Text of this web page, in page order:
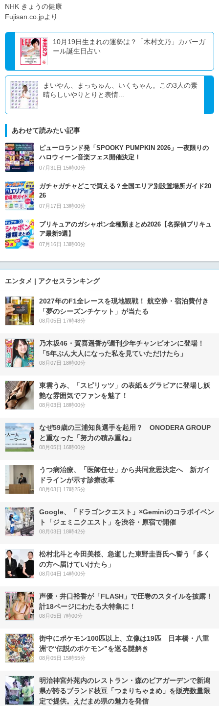
NHK きょうの健康
Fujisan.co.jpより
10月19日生まれの運勢は？「木村文乃」カバーガ
ール誕生日占い
まいやん、まっちゅん、いくちゃん。この3人の素
晴らしいやりとりと表情...
あわせて読みたい記事
ピューロランド発「SPOOKY PUMPKIN 2026」一夜限りの
ハロウィーン音楽フェス開催決定！
07月31日 15時00分
ガチャガチャどこで買える？全国エリア別設置場所ガイド20
26
07月17日 13時00分
プリキュアのガシャポン全種類まとめ2026【名探偵プリキュ
ア最新9選】
07月16日 13時00分
エンタメ | アクセスランキング
2027年のF1全レースを現地観戦！ 航空券・宿泊費付き
「夢のシーズンチケット」が当たる
08月05日 17時48分
乃木坂46・賀喜遥香が週刊少年チャンピオンに登場！
「5年ぶん大人になった私を見ていただけたら」
08月07日 18時00分
東雲うみ、「スピリッツ」の表紙＆グラビアに登場し妖
艶な雰囲気でファンを魅了！
08月03日 18時00分
なぜ59歳の三浦知良選手を起用？ ONODERA GROUP
と重なった「努力の積み重ね」
08月05日 16時00分
うつ病治療、「医師任せ」から共同意思決定へ 新ガイ
ドラインが示す診療改革
08月03日 17時25分
Google、「ドラゴンクエスト」×Geminiのコラボイベン
ト「ジェミニクエスト」を渋谷・原宿で開催
08月03日 18時42分
松村北斗と今田美桜、急逝した東野圭吾氏へ誓う「多く
の方へ届けていけたら」
08月04日 14時00分
声優・井口裕香が「FLASH」で圧巻のスタイルを披露！
計18ページにわたる大特集に！
08月05日 7時00分
街中にポケモン100匹以上、立像は19匹 日本橋・八重
洲で“伝説のポケモン”を巡る謎解き
08月05日 15時55分
明治神宮外苑内のレストラン・森のビアガーデンで新潟
県が誇るブランド枝豆「つまりちゃまめ」を販売数量限
定で提供。えだまめ県の魅力を発信